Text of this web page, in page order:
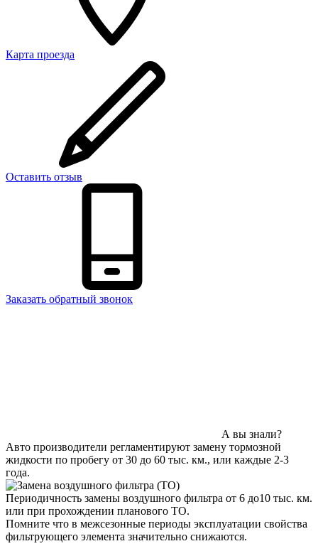
Карта проезда
Оставить отзыв
Заказать обратный звонок
А вы знали?
Авто производители регламентируют замену тормозной
жидкости по пробегу от 30 до 60 тыс. км., или каждые 2-3
года.
Периодичность замены воздушного фильтра от 6 до10 тыс. км.
или при прохождении планового ТО.
Помните что в межсезонные периоды эксплуатации свойства
фильтрующего элемента значительно снижаются.